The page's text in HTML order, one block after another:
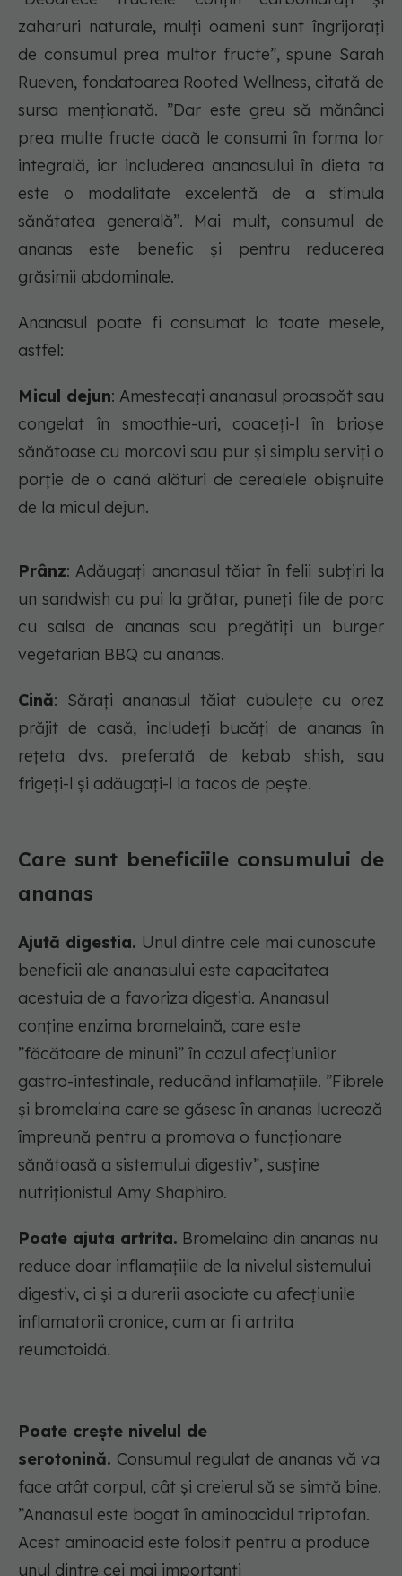
zaharuri naturale, mulți oameni sunt îngrijorați
de consumul prea multor fructe”, spune Sarah
Rueven, fondatoarea Rooted Wellness, citată de
sursa menționată. ”Dar este greu să mănânci
prea multe fructe dacă le consumi în forma lor
integrală, iar includerea ananasului în dieta ta
este o modalitate excelentă de a stimula
sănătatea generală”. Mai mult, consumul de
ananas este benefic și pentru reducerea
grăsimii abdominale.
Ananasul poate fi consumat la toate mesele,
astfel:
Micul dejun: Amestecați ananasul proaspăt sau
congelat în smoothie-uri, coaceți-l în brioșe
sănătoase cu morcovi sau pur și simplu serviți o
porție de o cană alături de cerealele obișnuite
de la micul dejun.
Prânz: Adăugați ananasul tăiat în felii subțiri la
un sandwish cu pui la grătar, puneți file de porc
cu salsa de ananas sau pregătiți un burger
vegetarian BBQ cu ananas.
Cină: Sărați ananasul tăiat cubulețe cu orez
prăjit de casă, includeți bucăți de ananas în
rețeta dvs. preferată de kebab shish, sau
frigeți-l și adăugați-l la tacos de pește.
Care sunt beneficiile consumului de
ananas
Ajută digestia. Unul dintre cele mai cunoscute
beneficii ale ananasului este capacitatea
acestuia de a favoriza digestia. Ananasul
conține enzima bromelaină, care este
”făcătoare de minuni” în cazul afecțiunilor
gastro-intestinale, reducând inflamațiile. ”Fibrele
și bromelaina care se găsesc în ananas lucrează
împreună pentru a promova o funcționare
sănătoasă a sistemului digestiv”, susține
nutriționistul Amy Shaphiro.
Poate ajuta artrita. Bromelaina din ananas nu
reduce doar inflamațiile de la nivelul sistemului
digestiv, ci și a durerii asociate cu afecțiunile
inflamatorii cronice, cum ar fi artrita
reumatoidă.
Poate crește nivelul de
serotonină. Consumul regulat de ananas vă va
face atât corpul, cât și creierul să se simtă bine.
”Ananasul este bogat în aminoacidul triptofan.
Acest aminoacid este folosit pentru a produce
unul dintre cei mai importanți